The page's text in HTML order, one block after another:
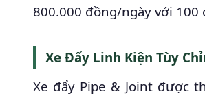
800.000 đồng/ngày với 100
Xe Đẩy Linh Kiện Tùy
Xe đẩy Pipe & Joint được